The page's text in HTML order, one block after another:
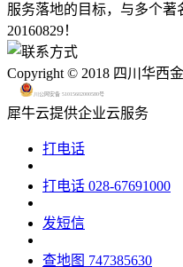
服务落地的目标，与多个
20160829！
Copyright © 2018 四川华西
川公网安备 51015602000580号
犀牛云提供企业云服务
打电话
打电话 028-67691000
发短信
查地图 747385630